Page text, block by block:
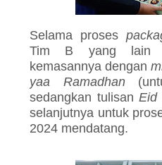
Selama proses
Tim B yang lain
kemasannya dengan
yaa Ramadhan
sedangkan tulisanEid
selanjutnya untuk
2024 mendatang.